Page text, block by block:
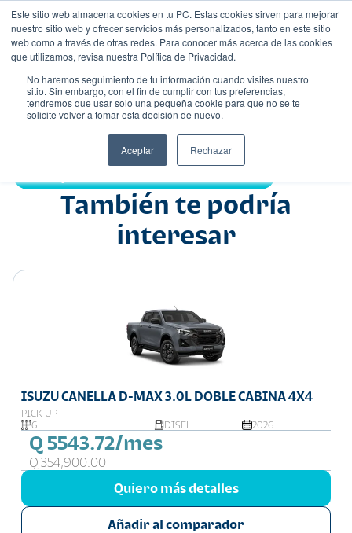
Este sitio web almacena cookies en tu PC. Estas cookies sirven para mejorar
nuestro sitio web y ofrecer servicios más personalizados, tanto en este sitio
web como a través de otras redes. Para conocer más acerca de las cookies
que utilizamos, revisa nuestra Política de Privacidad.
No haremos seguimiento de tu información cuando visites nuestro
sitio. Sin embargo, con el fin de cumplir con tus preferencias,
tendremos que usar solo una pequeña cookie para que no se te
solicite volver a tomar esta decisión de nuevo.
Aceptar Rechazar
Nombre
También te podría
interesar
ISUZU CANELLA D-MAX 3.0L DOBLE CABINA 4X4
PICK UP
6
DISEL 2026
Q 5543.72/mes
Q 354,900.00
Quiero más detalles
Añadir al comparador